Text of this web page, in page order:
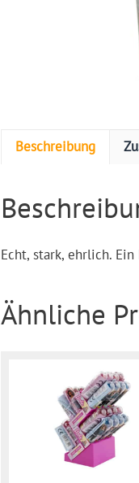
Beschreibung
Echt, stark, ehrlich.
Ähnliche